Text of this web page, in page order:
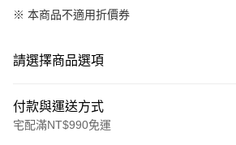
※ 本商品不適用折價券
請選擇商品選項
付款與運送方式
宅配滿NT$990免運